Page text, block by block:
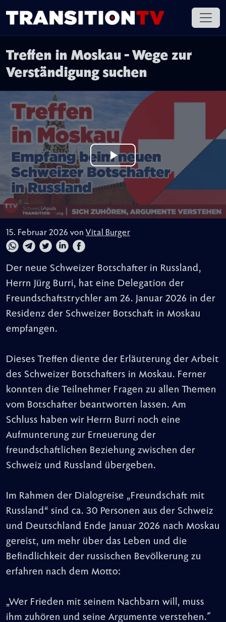
Treffen in Moskau - Wege zur
Verständigung suchen
15. Februar 2026 von Vital Burger
Der neue Schweizer Botschafter in Russland,
Herrn Jürg Burri, hat eine Delegation der
Freundschaftstrychler am 26. Januar 2026 in der
Residenz der Schweizer Botschaft in Moskau
empfangen.
Dieses Treffen diente der Erläuterung der Arbeit
des Schweizer Botschafters in Moskau. Ferner
konnten die Teilnehmer Fragen zu allen Themen
vom Botschafter beantworten lassen. Am
Schluss haben wir Herrn Burri noch eine
Aufmunterung zur Erneuerung der
freundschaftlichen Beziehung zwischen der
Schweiz und Russland übergeben.
Im Rahmen der Dialogreise „Freundschaft mit
Russland“ sind ca. 30 Personen aus der Schweiz
und Deutschland Ende Januar 2026 nach Moskau
gereist, um mehr über das Leben und die
Befindlichkeit der russischen Bevölkerung zu
erfahren nach dem Motto:
„Wer Frieden mit seinem Nachbarn will, muss
ihm zuhören und seine Argumente verstehen."